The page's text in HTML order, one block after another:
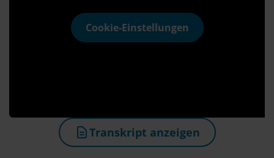
Cookie-Einstellungen
Transkript anzeigen
(öffnet in neuem Tab)